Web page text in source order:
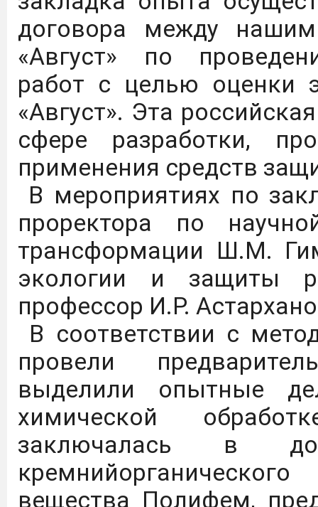
С 01.09.25 по 31.08.26
доступ к
"Просвещение" ЭБС
следующей ссылке:
Цифровые плакаты,
осмотрительности
телекоммуникационных
Дагестанский
агротехнологических
Дагестанский
имени М.М.
2027 года в
национального проекта
договора между
«Август» по
работ с целью оценки
«Август». Эта
сфере разработки,
применения средств
В мероприятиях по
проректора по
трансформации Ш.М.
экологии и защиты
профессор И.Р.
В соответствии с
провели
выделили опытные
химической
заключалась в
вещества Полифем,